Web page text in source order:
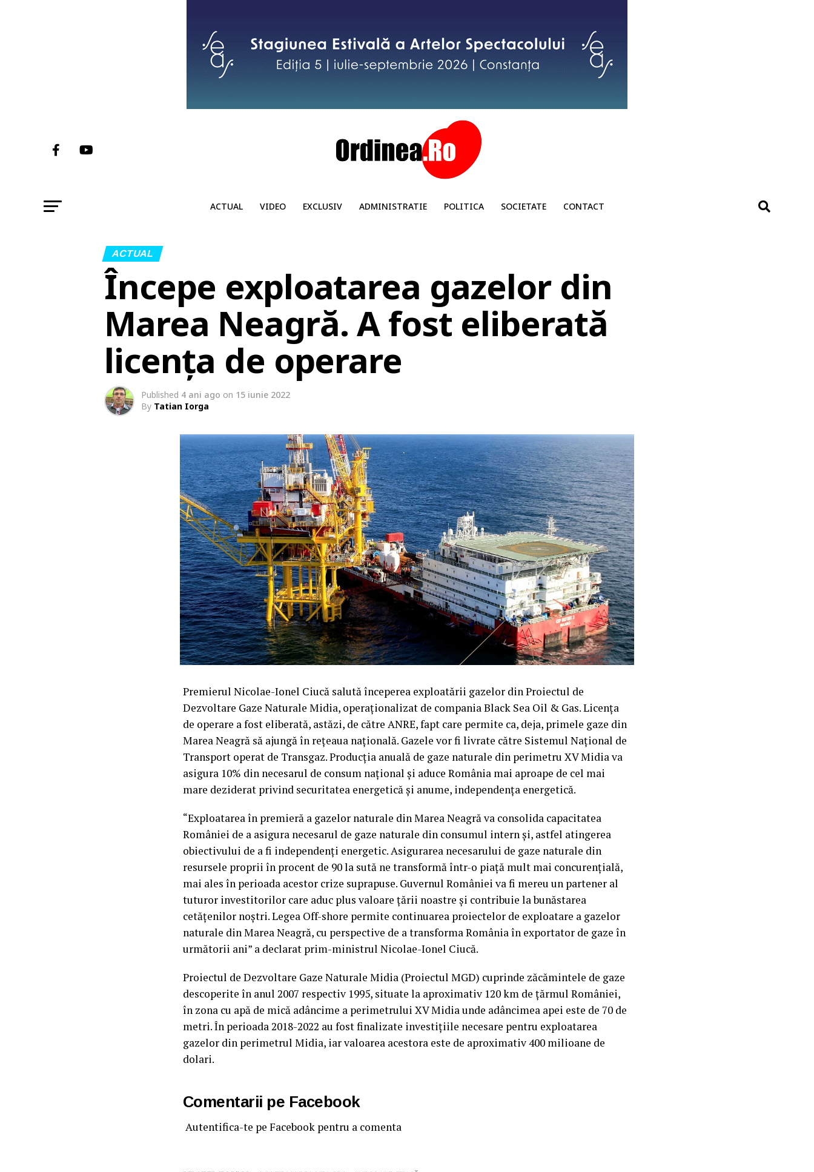
ACTUAL VIDEO EXCLUSIV ADMINISTRATIE POLITICA SOCIETATE CONTACT
ACTUAL
Începe exploatarea gazelor din
Marea Neagră. A fost eliberată
licența de operare
Published 4 ani ago on 15 iunie 2022
By Tatian Iorga
Premierul Nicolae-Ionel Ciucă salută începerea exploatării gazelor din Proiectul de
Dezvoltare Gaze Naturale Midia, operaționalizat de compania Black Sea Oil & Gas. Licența
de operare a fost eliberată, astăzi, de către ANRE, fapt care permite ca, deja, primele gaze din
Marea Neagră să ajungă în rețeaua națională. Gazele vor fi livrate către Sistemul Naţional de
Transport operat de Transgaz. Producția anuală de gaze naturale din perimetru XV Midia va
asigura 10% din necesarul de consum național și aduce România mai aproape de cel mai
mare deziderat privind securitatea energetică și anume, independența energetică.
“Exploatarea în premieră a gazelor naturale din Marea Neagră va consolida capacitatea
României de a asigura necesarul de gaze naturale din consumul intern și, astfel atingerea
obiectivului de a fi independenți energetic. Asigurarea necesarului de gaze naturale din
resursele proprii în procent de 90 la sută ne transformă într-o piață mult mai concurențială,
mai ales în perioada acestor crize suprapuse. Guvernul României va fi mereu un partener al
tuturor investitorilor care aduc plus valoare țării noastre și contribuie la bunăstarea
cetățenilor noștri. Legea Off-shore permite continuarea proiectelor de exploatare a gazelor
naturale din Marea Neagră, cu perspective de a transforma România în exportator de gaze în
următorii ani” a declarat prim-ministrul Nicolae-Ionel Ciucă.
Proiectul de Dezvoltare Gaze Naturale Midia (Proiectul MGD) cuprinde zăcămintele de gaze
descoperite în anul 2007 respectiv 1995, situate la aproximativ 120 km de ţărmul României,
în zona cu apă de mică adâncime a perimetrului XV Midia unde adâncimea apei este de 70 de
metri. În perioada 2018-2022 au fost finalizate investițiile necesare pentru exploatarea
gazelor din perimetrul Midia, iar valoarea acestora este de aproximativ 400 milioane de
dolari.
Comentarii pe Facebook
Autentifica-te pe Facebook pentru a comenta